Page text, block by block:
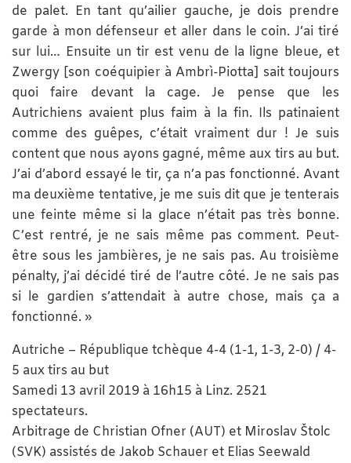
de palet. En tant qu’ailier gauche, je dois prendre
garde à mon défenseur et aller dans le coin. J’ai tiré
sur lui… Ensuite un tir est venu de la ligne bleue, et
Zwergy [son coéquipier à Ambrì-Piotta] sait toujours
quoi faire devant la cage. Je pense que les
Autrichiens avaient plus faim à la fin. Ils patinaient
comme des guêpes, c’était vraiment dur ! Je suis
content que nous ayons gagné, même aux tirs au but.
J’ai d’abord essayé le tir, ça n’a pas fonctionné. Avant
ma deuxième tentative, je me suis dit que je tenterais
une feinte même si la glace n’était pas très bonne.
C’est rentré, je ne sais même pas comment. Peut-
être sous les jambières, je ne sais pas. Au troisième
pénalty, j’ai décidé tiré de l’autre côté. Je ne sais pas
si le gardien s’attendait à autre chose, mais ça a
fonctionné. »
Autriche – République tchèque 4-4 (1-1, 1-3, 2-0) / 4-
5 aux tirs au but
Samedi 13 avril 2019 à 16h15 à Linz. 2521
spectateurs.
Arbitrage de Christian Ofner (AUT) et Miroslav Štolc
(SVK) assistés de Jakob Schauer et Elias Seewald